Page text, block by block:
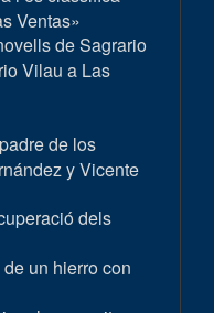
Ventas»
de Sagrario
Vilau a Las
de los
y Vicente
dels
un hierro con